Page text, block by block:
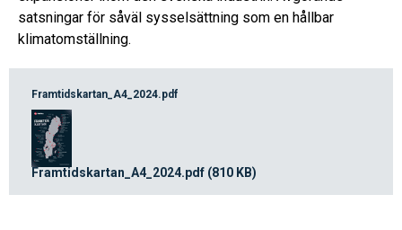
satsningar för såväl sysselsättning som en hållbar
klimatomställning.
Framtidskartan_A4_2024.pdf
Framtidskartan_A4_2024.pdf (810 KB)